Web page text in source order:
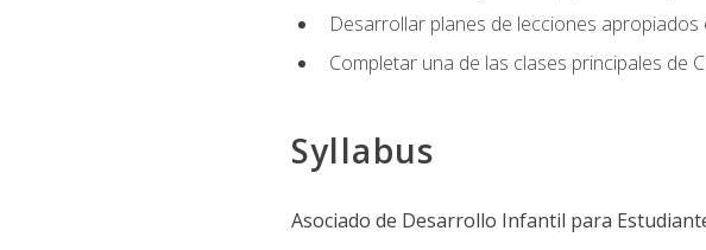
Desarrollar planes de lecciones
Completar una de las clases principales de
Syllabus
Asociado de Desarrollo Infantil para